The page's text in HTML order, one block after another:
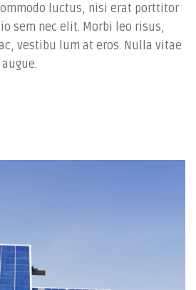
luctus, nisi erat porttitor
sem nec elit. Morbi leo risus,
vestibu lum at eros. Nulla vitae